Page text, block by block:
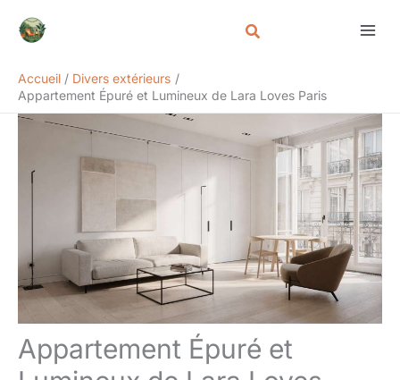
Accueil
Divers extérieurs
Appartement Épuré et Lumineux de Lara Loves Paris
Appartement Épuré et